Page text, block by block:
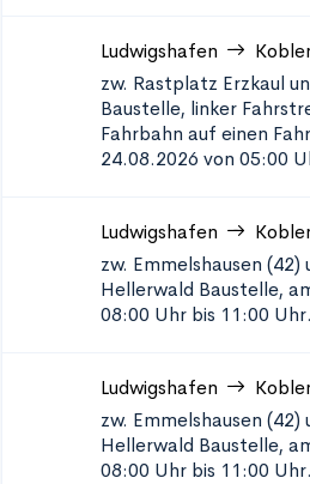
Ludwigshafen
zw. Rastplatz Erzkaul
Baustelle, linker
Fahrbahn auf einen
24.08.2026 von 05:00
Ludwigshafen
zw. Emmelshausen
Hellerwald Baustelle,
08:00 Uhr bis 11:00 Uhr.
Ludwigshafen
zw. Emmelshausen
Hellerwald Baustelle,
08:00 Uhr bis 11:00 Uhr.